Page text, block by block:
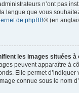
n’ont pas
langue que vous
de phpBB® (en
les images situées à
peuvent apparaître à
Elle permet
connue sous le nom